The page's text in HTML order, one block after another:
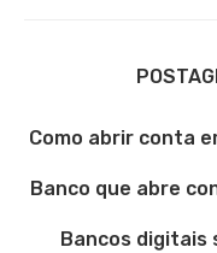
Como abrir conta
Banco que abre
Bancos digitais